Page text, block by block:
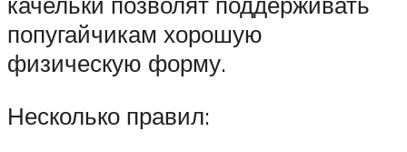
попугайчикам хорошую
физическую форму.
Несколько правил: